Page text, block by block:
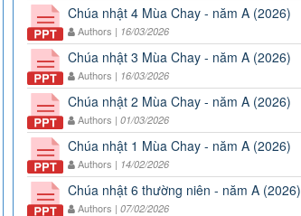
Chúa nhật 4 Mùa Chay - năm A (2026)
Authors | 16/03/2026
Chúa nhật 3 Mùa Chay - năm A (2026)
Authors | 16/03/2026
Chúa nhật 2 Mùa Chay - năm A (2026)
Authors | 01/03/2026
Chúa nhật 1 Mùa Chay - năm A (2026)
Authors | 14/02/2026
Chúa nhật 6 thường niên - năm A (2026)
Authors | 07/02/2026